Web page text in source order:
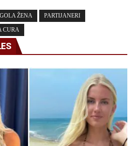
GOLA ŽENA PARTIJANERI
CURA